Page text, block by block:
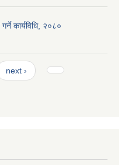
कार्यविधि, २०८०
next ›